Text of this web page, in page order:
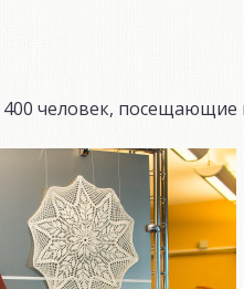
человек,